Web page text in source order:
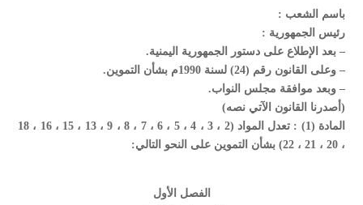
باسم الشعب :
رئيس الجمهورية :
– بعد الإطلاع على دستور الجمهورية اليمنية.
– وعلى القانون رقم (24) لسنة 1990م بشأن التموين.
– وبعد موافقة مجلس النواب.
(أصدرنا القانون الآتي نصه)
المادة (1) : تعدل المواد (2 ، 3 ، 4 ، 5 ، 6 ، 7 ، 8 ، 9 ، 13 ، 15 ، 16 ، 18
، 20 ، 21 ، 22) بشأن التموين على النحو التالي:
الفصل الأول